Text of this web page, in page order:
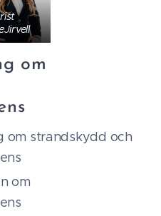
om
om strandskydd och
om